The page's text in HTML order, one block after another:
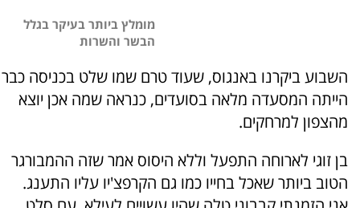
מומלץ ביותר בעיקר בגלל
הבשר והשרות
השבוע ביקרנו באנגוס, שעוד טרם שמו שלט בכניסה כבר
הייתה המסעדה מלאה בסועדים, כנראה שמה אכן יוצא
מהצפון למרחקים.
בן זוגי לארוחה התפעל וללא היסוס אמר שזה ההמבורגר
הטוב ביותר שאכל בחייו כמו גם הקרפצ'יו עליו התענג.